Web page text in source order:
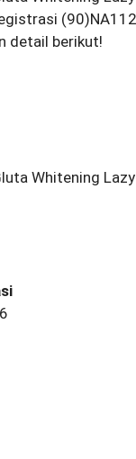
detail berikut!
Whitening Lazy